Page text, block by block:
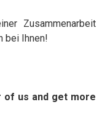
Zusammenarbeit
bei Ihnen!
of us and get more